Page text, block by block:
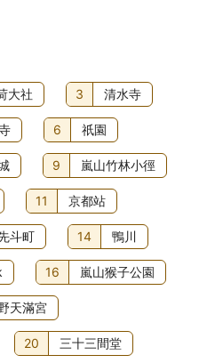
大社 3 清水寺
6 祇園
9 嵐山竹林小徑
11 京都站
斗町 14 鴨川
16 嵐山猴子公園
天滿宮
20 三十三間堂